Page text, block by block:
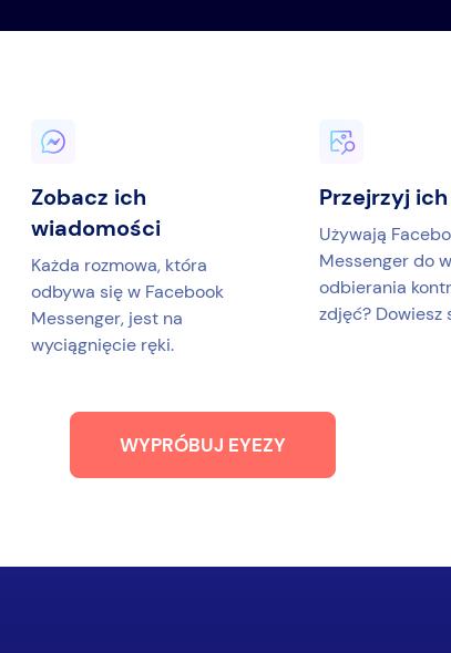
Zobacz ich
wiadomości
Każda rozmowa, która
odbywa się w Facebook
Messenger, jest na
wyciągnięcie ręki.
Przejrzyj
Używają
Messenger do
odbierania
zdjęć? Dowiesz
WYPRÓBUJ EYEZY